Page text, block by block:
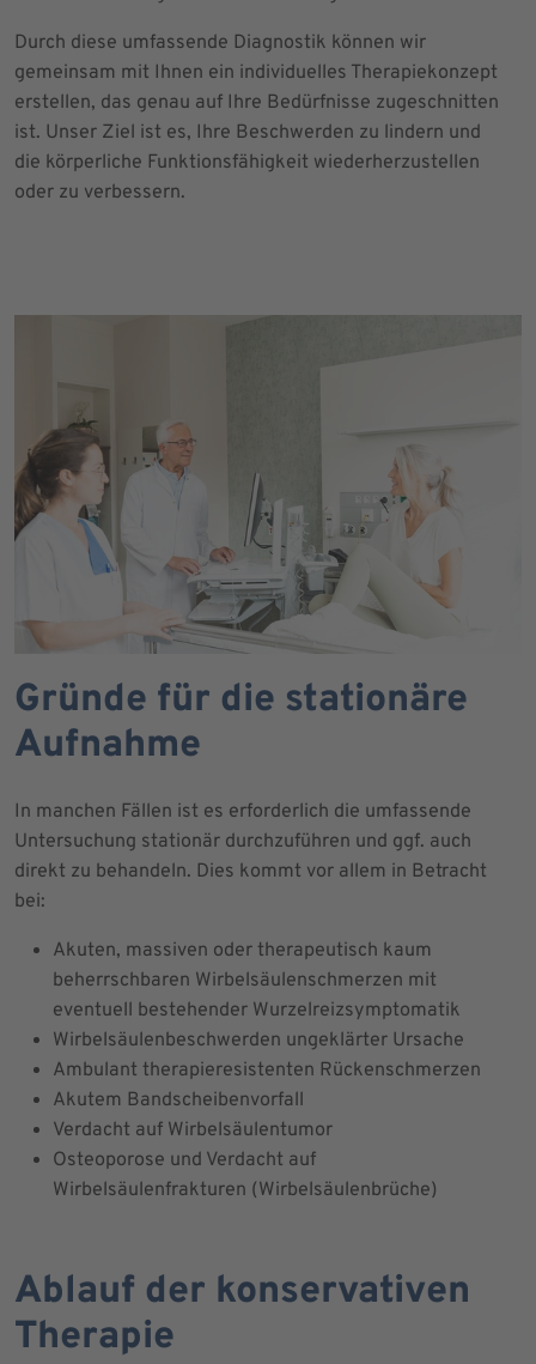
Durch diese umfassende Diagnostik können wir
gemeinsam mit Ihnen ein individuelles Therapiekonzept
erstellen, das genau auf Ihre Bedürfnisse zugeschnitten
ist. Unser Ziel ist es, Ihre Beschwerden zu lindern und
die körperliche Funktionsfähigkeit wiederherzustellen
oder zu verbessern.
Gründe für die stationäre
Aufnahme
In manchen Fällen ist es erforderlich die umfassende
Untersuchung stationär durchzuführen und ggf. auch
direkt zu behandeln. Dies kommt vor allem in Betracht
bei:
Akuten, massiven oder therapeutisch kaum
beherrschbaren Wirbelsäulenschmerzen mit
eventuell bestehender Wurzelreizsymptomatik
Wirbelsäulenbeschwerden ungeklärter Ursache
Ambulant therapieresistenten Rückenschmerzen
Akutem Bandscheibenvorfall
Verdacht auf Wirbelsäulentumor
Osteoporose und Verdacht auf
Wirbelsäulenfrakturen (Wirbelsäulenbrüche)
Ablauf der konservativen
Therapie